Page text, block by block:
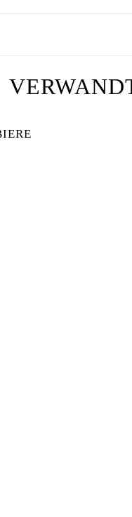
BIERE MENGE